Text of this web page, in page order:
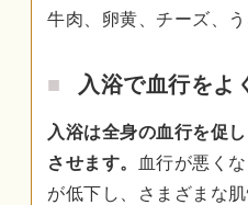
牛肉、卵黄、チーズ、
入浴で血行をよ
入浴は全身の血行を促
させます。
血行が悪く
が低下し、さまざまな